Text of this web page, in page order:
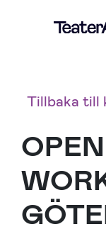
Tillbaka till
OPEN